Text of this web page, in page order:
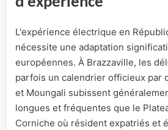
L'expérience électrique en
nécessite une adaptation
européennes. À Brazzaville, les
parfois un calendrier officieux par
et Moungali subissent
longues et fréquentes que le
Corniche où résident expatriés et